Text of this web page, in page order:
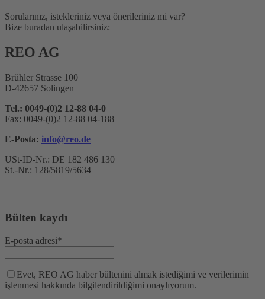
Sorularınız, istekleriniz veya önerileriniz mi var?
Bize buradan ulaşabilirsiniz:
REO AG
Brühler Strasse 100
D-42657 Solingen
Tel.: 0049-(0)2 12-88 04-0
Fax: 0049-(0)2 12-88 04-188
E-Posta: info@reo.de
USt-ID-Nr.: DE 182 486 130
St.-Nr.: 128/5819/5634
Bülten kaydı
E-posta adresi*
Evet, REO AG haber bültenini almak istediğimi ve verilerimin
işlenmesi hakkında bilgilendirildiğimi onaylıyorum.